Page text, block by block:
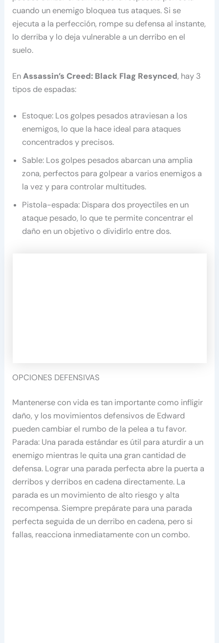
cuando un enemigo bloquea tus ataques. Si se
ejecuta a la perfección, rompe su defensa al instante,
lo derriba y lo deja vulnerable a un derribo en el
suelo.
EnAssassin’s Creed: Black Flag Resynced, hay 3
tipos de espadas:
Estoque: Los golpes pesados ​​atraviesan a los
enemigos, lo que la hace ideal para ataques
concentrados y precisos.
Sable: Los golpes pesados ​​abarcan una amplia
zona, perfectos para golpear a varios enemigos a
la vez y para controlar multitudes.
Pistola-espada: Dispara dos proyectiles en un
ataque pesado, lo que te permite concentrar el
daño en un objetivo o dividirlo entre dos.
OPCIONES DEFENSIVAS
Mantenerse con vida es tan importante como infligir
daño, y los movimientos defensivos de Edward
pueden cambiar el rumbo de la pelea a tu favor.
Parada: Una parada estándar es útil para aturdir a un
enemigo mientras le quita una gran cantidad de
defensa. Lograr una parada perfecta abre la puerta a
derribos y derribos en cadena directamente. La
parada es un movimiento de alto riesgo y alta
recompensa. Siempre prepárate para una parada
perfecta seguida de un derribo en cadena, pero si
fallas, reacciona inmediatamente con un combo.